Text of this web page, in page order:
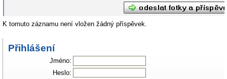
K tomuto záznamu není vložen žádný příspěvek.
Přihlášení
Jméno:
Heslo: